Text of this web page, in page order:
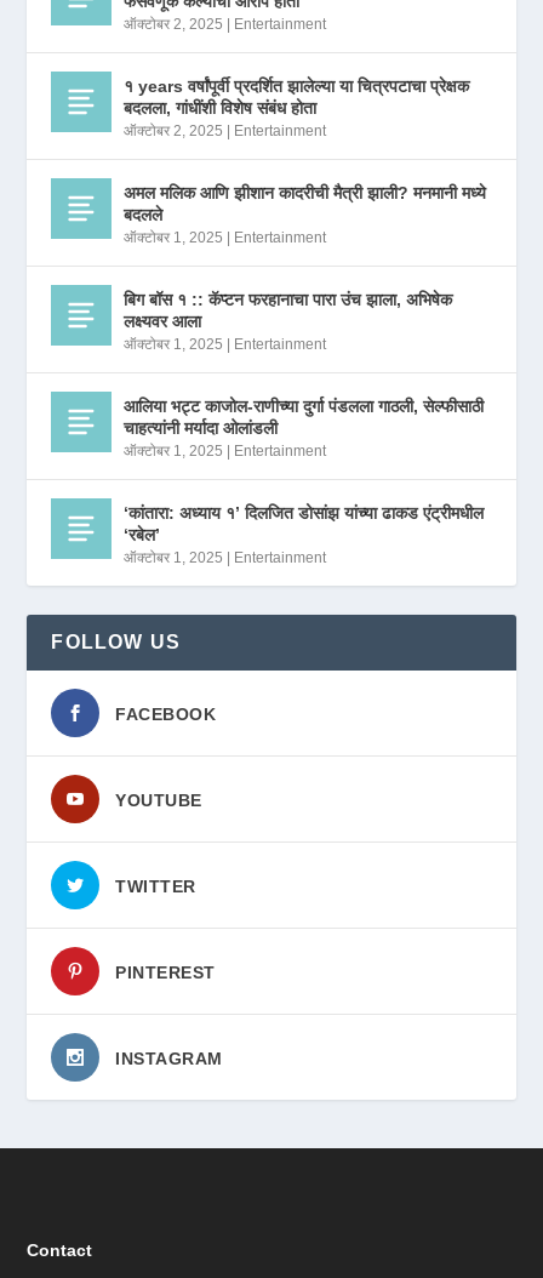
ऑक्टोबर 2, 2025 Entertainment
१ years वर्षांपूर्वी प्रदर्शित झालेल्या या चित्रपटाचा प्रेक्षक
बदलला, गांधींशी विशेष संबंध होता
ऑक्टोबर 2, 2025 Entertainment
अमल मलिक आणि झीशान कादरीची मैत्री झाली? मनमानी मध्ये
बदलले
ऑक्टोबर 1, 2025 Entertainment
बिग बॉस १ :: कॅप्टन फरहानाचा पारा उंच झाला, अभिषेक
लक्ष्यवर आला
ऑक्टोबर 1, 2025 Entertainment
आलिया भट्ट काजोल-राणीच्या दुर्गा पंडलला गाठली, सेल्फीसाठी
चाहत्यांनी मर्यादा ओलांडली
ऑक्टोबर 1, 2025 Entertainment
‘कांतारा: अध्याय १’ दिलजित डोसांझ यांच्या ढाकड एंट्रीमधील
‘रबेल’
ऑक्टोबर 1, 2025 Entertainment
FOLLOW US
FACEBOOK
YOUTUBE
TWITTER
PINTEREST
INSTAGRAM
Contact